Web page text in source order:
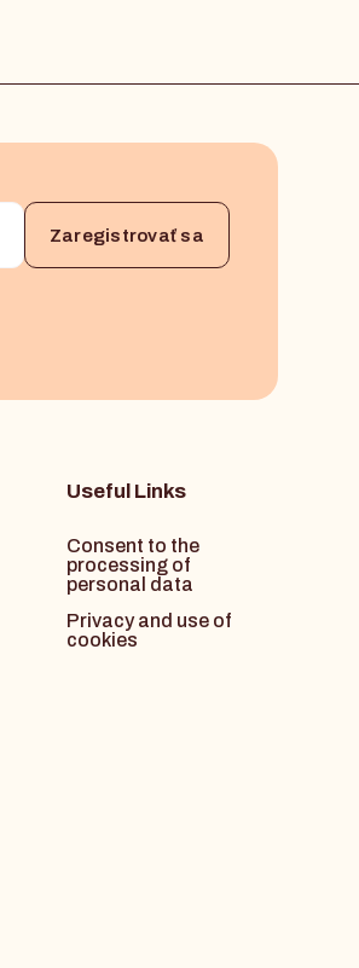
Useful Links
Consent to the
processing of
personal data
Privacy and use of
cookies